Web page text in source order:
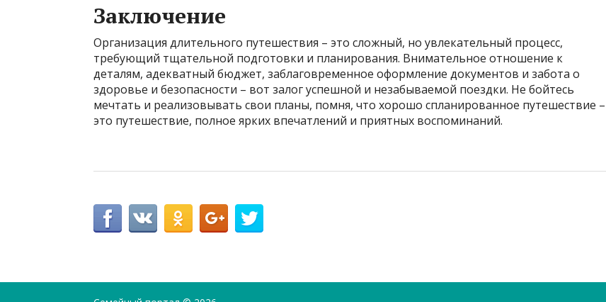
Заключение
Организация длительного путешествия – это сложный, но увлекательный процесс,
требующий тщательной подготовки и планирования. Внимательное отношение к
деталям, адекватный бюджет, заблаговременное оформление документов и забота о
здоровье и безопасности – вот залог успешной и незабываемой поездки. Не бойтесь
мечтать и реализовывать свои планы, помня, что хорошо спланированное путешествие –
это путешествие, полное ярких впечатлений и приятных воспоминаний.